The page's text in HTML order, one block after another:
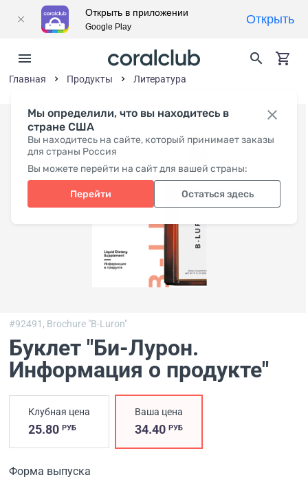
Мы определили, что вы находитесь в
стране США
Вы находитесь на сайте, который принимает заказы
для страны Россия
Вы можете перейти на сайт для вашей страны:
Перейти Остаться здесь
Главная Продукты Литература
#92491, Brochure "B-Luron"
Буклет "Би-Лурон.
Информация о продукте"
Клубная цена
25.80 РУБ
Ваша цена
34.40РУБ
Форма выпуска
Открыть в приложении
Google Play
Открыть